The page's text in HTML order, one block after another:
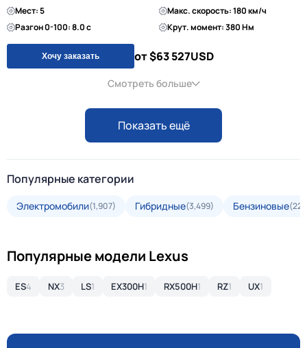
Мест: 5
Макс. скорость: 180 км/ч
Разгон 0-100: 8.0 с
Крут. момент: 380 Нм
Хочу заказать от $63 527USD
Смотреть больше
Показать ещё
Популярные категории
Электромобили(1,907) Гибридные(3,499) Бензиновые
Популярные модели Lexus
ES4 NX3 LS1 EX300H1 RX500H1 RZ1 UX1